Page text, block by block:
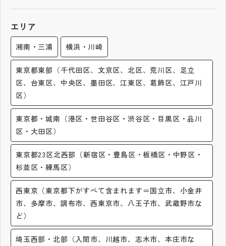
学校HP最新情報
特集
NettyLandかわら版
その他
お問い合わせ
個人情報保護方針
サイトマップ
エリア
湘南・三浦 横浜・川崎
東京都東部（千代田区、文京区、北区、荒川区、足立
区、台東区、中央区、墨田区、江東区、葛飾区、江戸川
区）
東京都・城南（港区・世田谷区・渋谷区・目黒区・品川
区・大田区）
東京都23区北西部（新宿区・豊島区・板橋区・中野区・
杉並区・練馬区）
西東京（東京都下がすべて含まれます＝国立市、小金井
市、多摩市、調布市、西東京市、八王子市、武蔵野市な
ど）
埼玉西部・北部（入間市、川越市、志木市、本庄市な